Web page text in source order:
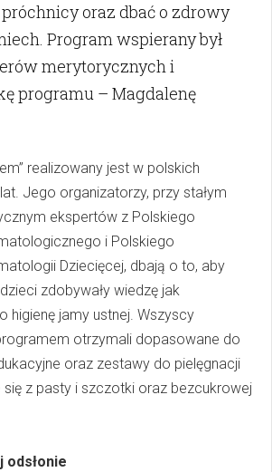
oraz dbać o zdrowy
Program wspierany był
merytorycznych i
programu – Magdalenę
realizowany jest w polskich
Jego organizatorzy, przy stałym
ekspertów z Polskiego
i Polskiego
Dziecięcej, dbają o to, aby
zdobywały wiedzę jak
higienę jamy ustnej. Wszyscy
otrzymali dopasowane do
oraz zestawy do pielęgnacji
się z pasty i szczotki oraz bezcukrowej
odsłonie